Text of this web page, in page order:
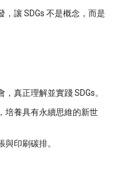
，讓 SDGs 不是概念，而是
真正理解並實踐 SDGs。
培養具有永續思維的新世
印刷碳排。